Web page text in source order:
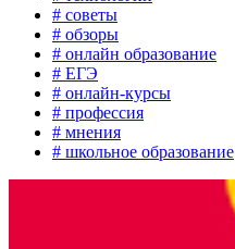
# советы
# обзоры
# онлайн образование
# ЕГЭ
# онлайн-курсы
# профессия
# мнения
# школьное образование